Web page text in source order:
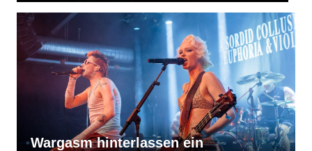
Wargasm hinterlassen ein